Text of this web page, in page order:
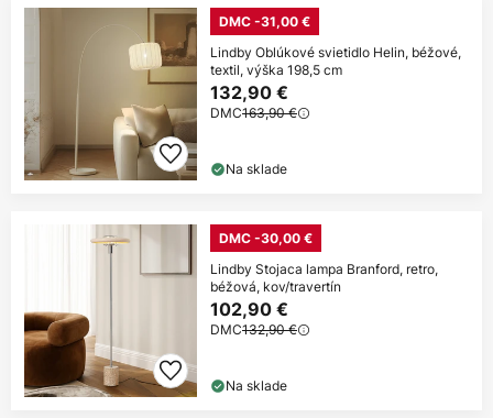
DMC -31,00 €
Lindby Oblúkové svietidlo Helin, béžové,
textil, výška 198,5 cm
132,90 €
DMC163,90 €
Na sklade
DMC -30,00 €
Lindby Stojaca lampa Branford, retro,
béžová, kov/travertín
102,90 €
DMC132,90 €
Na sklade